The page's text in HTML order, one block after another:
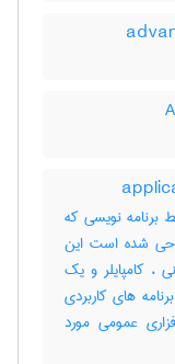
برنامه نویسی که
شده است این
، کامپایلر و یک
های کاربردی
عمومی مورد